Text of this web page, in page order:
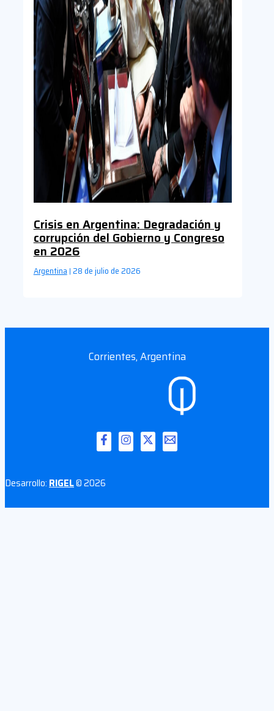
Crisis en Argentina: Degradación y
corrupción del Gobierno y Congreso
en 2026
Argentina | 28 de julio de 2026
Corrientes, Argentina
Desarrollo: RIGEL© 2026